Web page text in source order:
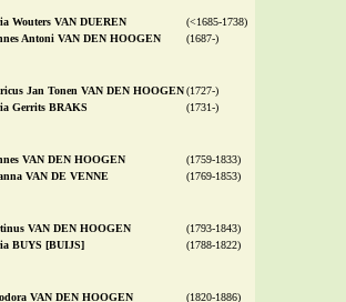
Wouters VAN DUEREN
Antoni VAN DEN HOOGEN
(<1685-1738)
(1687-)
Jan Tonen VAN DEN HOOGEN
Gerrits BRAKS
(1727-)
(1731-)
VAN DEN HOOGEN
VAN DE VENNE
(1759-1833)
(1769-1853)
VAN DEN HOOGEN
BUYS [BUIJS]
(1793-1843)
(1788-1822)
VAN DEN HOOGEN (1820-1886)